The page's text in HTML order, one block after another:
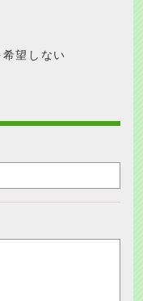
希望しない